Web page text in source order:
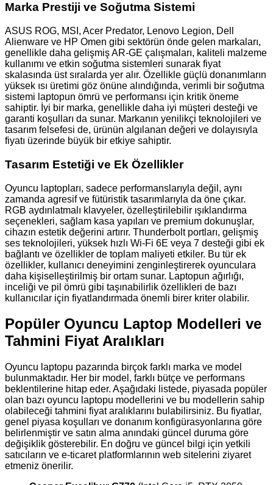
Marka Prestiji ve Soğutma Sistemi
ASUS ROG, MSI, Acer Predator, Lenovo Legion, Dell
Alienware ve HP Omen gibi sektörün önde gelen markaları,
genellikle daha gelişmiş AR-GE çalışmaları, kaliteli malzeme
kullanımı ve etkin soğutma sistemleri sunarak fiyat
skalasında üst sıralarda yer alır. Özellikle güçlü donanımların
yüksek ısı üretimi göz önüne alındığında, verimli bir soğutma
sistemi laptopun ömrü ve performansı için kritik öneme
sahiptir. İyi bir marka, genellikle daha iyi müşteri desteği ve
garanti koşulları da sunar. Markanın yenilikçi teknolojileri ve
tasarım felsefesi de, ürünün algılanan değeri ve dolayısıyla
fiyatı üzerinde büyük bir etkiye sahiptir.
Tasarım Estetiği ve Ek Özellikler
Oyuncu laptopları, sadece performanslarıyla değil, aynı
zamanda agresif ve fütüristik tasarımlarıyla da öne çıkar.
RGB aydınlatmalı klavyeler, özelleştirilebilir ışıklandırma
seçenekleri, sağlam kasa yapıları ve premium dokunuşlar,
cihazın estetik değerini artırır. Thunderbolt portları, gelişmiş
ses teknolojileri, yüksek hızlı Wi-Fi 6E veya 7 desteği gibi ek
bağlantı ve özellikler de toplam maliyeti etkiler. Bu tür ek
özellikler, kullanıcı deneyimini zenginleştirerek oyunculara
daha kişiselleştirilmiş bir ortam sunar. Laptopun ağırlığı,
inceliği ve pil ömrü gibi taşınabilirlik özellikleri de bazı
kullanıcılar için fiyatlandırmada önemli birer kriter olabilir.
Popüler Oyuncu Laptop Modelleri ve
Tahmini Fiyat Aralıkları
Oyuncu laptopu pazarında birçok farklı marka ve model
bulunmaktadır. Her bir model, farklı bütçe ve performans
beklentilerine hitap eder. Aşağıdaki listede, piyasada popüler
olan bazı oyuncu laptopu modellerini ve bu modellerin sahip
olabileceği tahmini fiyat aralıklarını bulabilirsiniz. Bu fiyatlar,
genel piyasa koşulları ve donanım konfigürasyonlarına göre
belirlenmiştir ve satın alma anındaki güncel duruma göre
değişiklik gösterebilir. En doğru ve güncel bilgi için yetkili
satıcıların ve e-ticaret platformlarının web sitelerini ziyaret
etmeniz önerilir.